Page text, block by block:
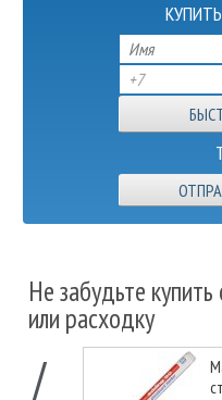
Не забудьте
или расходку